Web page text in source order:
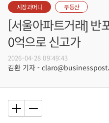
시장과머니 부동산
[서울아파트거래] 반
0억으로 신고가
2026-04-28 09:49:43
김환 기자 -